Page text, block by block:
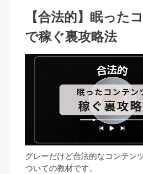
【合法的】眠った
で稼ぐ裏攻略法
グレーだけど合法的なコンテン
ついての教材です。